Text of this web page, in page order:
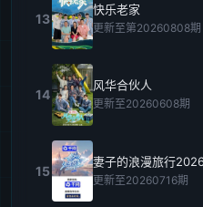
13
快乐老家
更新至第20260808期
14
风华合伙人
更新至20260608期
15
妻子的浪漫旅行
更新至20260716期